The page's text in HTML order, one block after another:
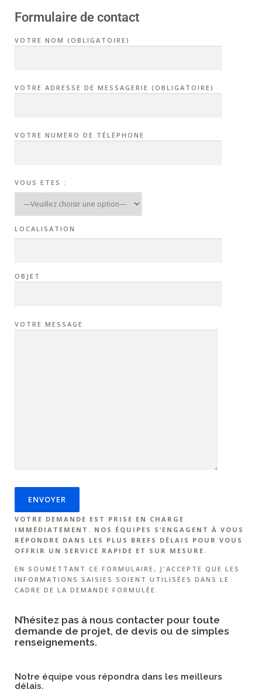
Formulaire de contact
VOTRE NOM (OBLIGATOIRE)
VOTRE ADRESSE DE MESSAGERIE (OBLIGATOIRE)
VOTRE NUMÉRO DE TÉLÉPHONE
VOUS ETES :
LOCALISATION
OBJET
VOTRE MESSAGE
VOTRE DEMANDE EST PRISE EN CHARGE
IMMÉDIATEMENT. NOS ÉQUIPES S’ENGAGENT À VOUS
RÉPONDRE DANS LES PLUS BREFS DÉLAIS POUR VOUS
OFFRIR UN SERVICE RAPIDE ET SUR MESURE.
EN SOUMETTANT CE FORMULAIRE, J'ACCEPTE QUE LES
INFORMATIONS SAISIES SOIENT UTILISÉES DANS LE
CADRE DE LA DEMANDE FORMULÉE.
N’hésitez pas à nous contacter pour toute
demande de projet, de devis ou de simples
renseignements.
Notre équipe vous répondra dans les meilleurs
délais.